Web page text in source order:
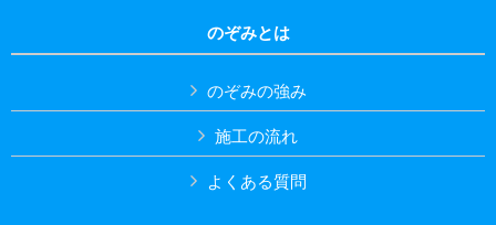
のぞみとは
のぞみの強み
施工の流れ
よくある質問